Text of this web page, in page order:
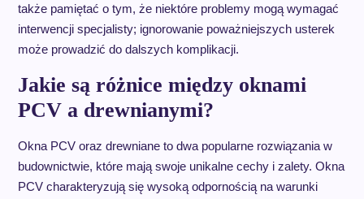
także pamiętać o tym, że niektóre problemy mogą wymagać
interwencji specjalisty; ignorowanie poważniejszych usterek
może prowadzić do dalszych komplikacji.
Jakie są różnice między oknami
PCV a drewnianymi?
Okna PCV oraz drewniane to dwa popularne rozwiązania w
budownictwie, które mają swoje unikalne cechy i zalety. Okna
PCV charakteryzują się wysoką odpornością na warunki